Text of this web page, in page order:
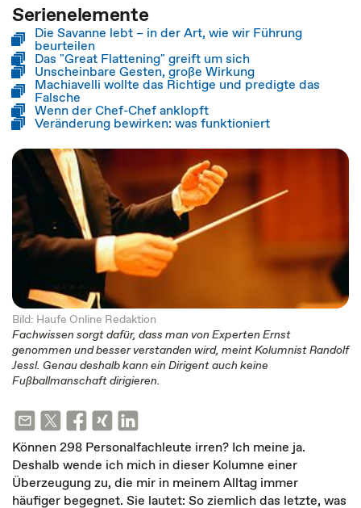
Serienelemente
Die Savanne lebt – in der Art, wie wir Führung
beurteilen
Das "Great Flattening" greift um sich
Unscheinbare Gesten, große Wirkung
Machiavelli wollte das Richtige und predigte das
Falsche
Wenn der Chef-Chef anklopft
Veränderung bewirken: was funktioniert
Bild: Haufe Online Redaktion
Fachwissen sorgt dafür, dass man von Experten Ernst
genommen und besser verstanden wird, meint Kolumnist Randolf
Jessl. Genau deshalb kann ein Dirigent auch keine
Fußballmanschaft dirigieren.
Können 298 Personalfachleute irren? Ich meine ja.
Deshalb wende ich mich in dieser Kolumne einer
Überzeugung zu, die mir in meinem Alltag immer
häufiger begegnet. Sie lautet: So ziemlich das letzte, was